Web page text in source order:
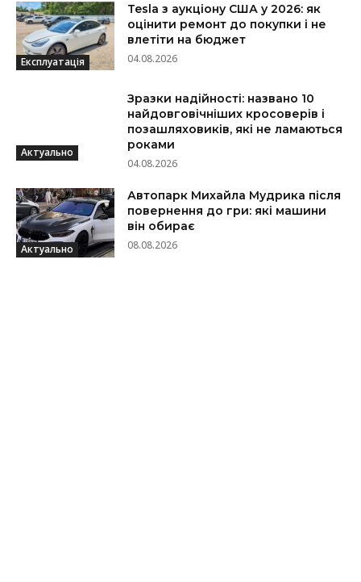
Експлуатація
Tesla з аукціону США у 2026: як
оцінити ремонт до покупки і не
влетіти на бюджет
04.08.2026
Актуально
Зразки надійності: названо 10
найдовговічніших кросоверів і
позашляховиків, які не ламаються
роками
04.08.2026
Актуально
Автопарк Михайла Мудрика після
повернення до гри: які машини
він обирає
08.08.2026